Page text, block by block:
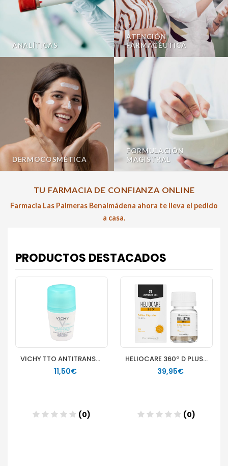
ANALÍTICAS
ATENCIÓN
FARMACÉUTICA
DERMOCOSMÉTICA
FORMULACIÓN
MAGISTRAL
TU FARMACIA DE CONFIANZA ONLINE
Farmacia Las Palmeras Benalmádena ahora te lleva el pedido
a casa.